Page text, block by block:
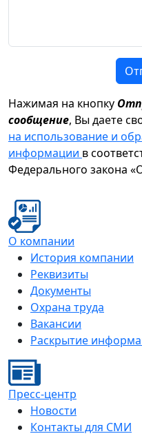
Нажимая на кнопку
сообщение, Вы даете
на использование и
информации в
Федерального закона
О компании
История компании
Реквизиты
Документы
Охрана труда
Вакансии
Раскрытие
Пресс-центр
Новости
Контакты для СМИ